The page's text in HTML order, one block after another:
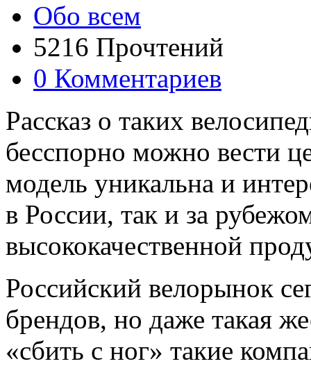
Обо всем
5216 Прочтений
0 Комментариев
Рассказ о таких
бесспорно можно вести
модель уникальна и
в России, так и за
высококачественной
Российский велорынок
брендов, но даже такая
«сбить с ног» такие